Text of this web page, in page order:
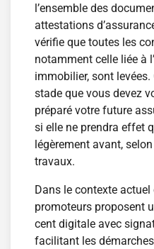
l’ensemble des
attestations
vérifie que toutes les
notamment celle liée à
immobilier, sont levées.
stade que vous devez
préparé votre future
si elle ne prendra effet
légèrement avant,
travaux.
Dans le contexte
promoteurs proposent
cent digitale avec
facilitant les